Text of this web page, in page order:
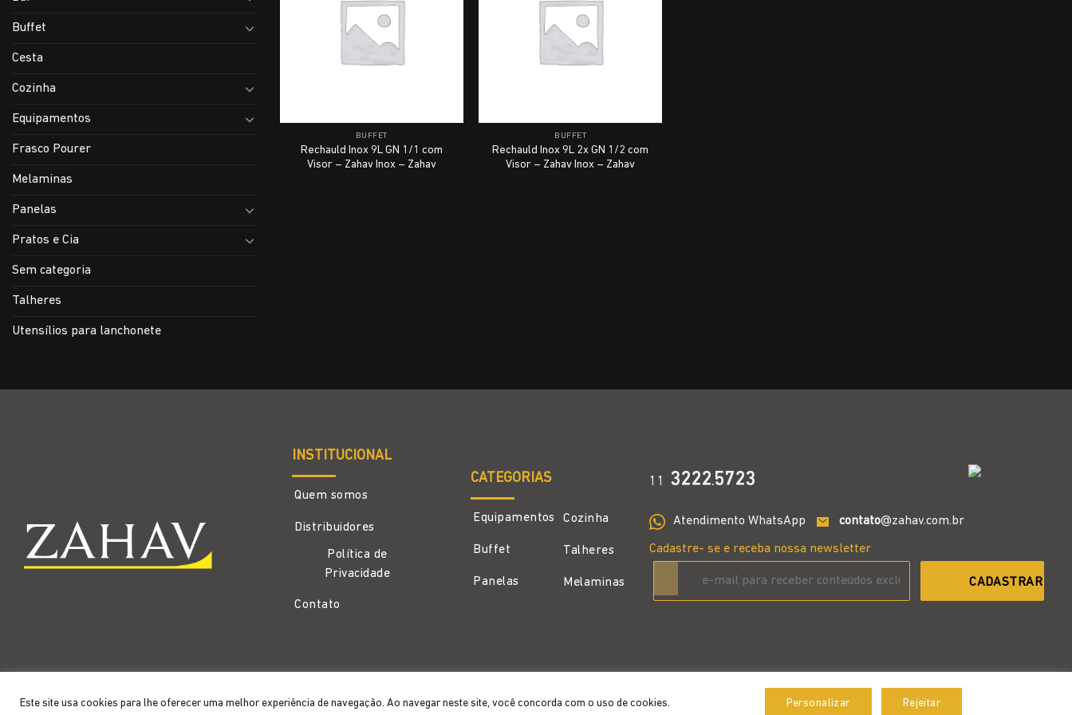
Este site usa cookies para lhe oferecer uma melhor experiência de navegação. Ao navegar neste site, você concorda com o uso de cookies. Personalizar Rejeitar
Buffet
Cesta
Cozinha
Equipamentos
Frasco Pourer
Melaminas
Panelas
Pratos e Cia
Sem categoria
Talheres
Utensílios para lanchonete
BUFFET
Rechauld Inox 9L GN 1/1 com
Visor – Zahav Inox – Zahav
BUFFET
Rechauld Inox 9L 2x GN 1/2 com
Visor – Zahav Inox – Zahav
INSTITUCIONAL
Quem somos
Distribuidores
Política de
Privacidade
Contato
CATEGORIAS
Equipamentos
Buffet
Panelas
Cozinha
Talheres
Melaminas
11 3222.5723
Atendimento WhatsApp contato@zahav.com.br
Cadastre- se e receba nossa newsletter
Desenvolvido por
Copyright 2026 ©Zahav- Todos os direitos reservados